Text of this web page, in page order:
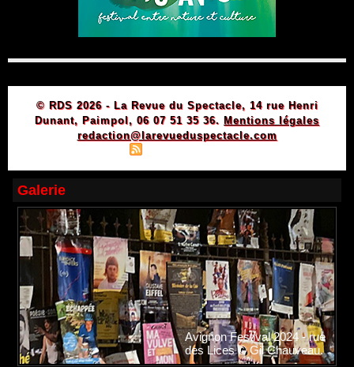
© RDS 2026 - La Revue du Spectacle, 14 rue Henri
Dunant, Paimpol, 06 07 51 35 36. Mentions légales
redaction@larevueduspectacle.com
Galerie
Avignon Festival 2024 - rue
des Lices © Gil Chauveau.